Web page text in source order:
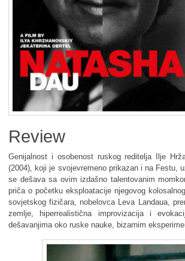
Review
Genijalnost i osobenost ruskog reditelja Ilje
(2004), koji je svojevremeno prikazan i na Festu,
se dešava sa ovim izdašno talentovanim
priča o početku eksploatacije njegovog
sovjetskog fizičara, nobelovca Leva Landaua,
zemlje, hiperrealistična improvizacija i
dešavanjima oko ruske nauke, bizarnim